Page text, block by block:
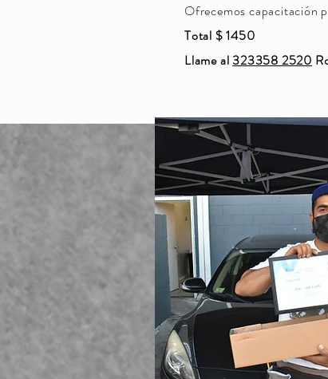
Ofrecemos capacitación
Total $ 1450
Llame al323358 2520